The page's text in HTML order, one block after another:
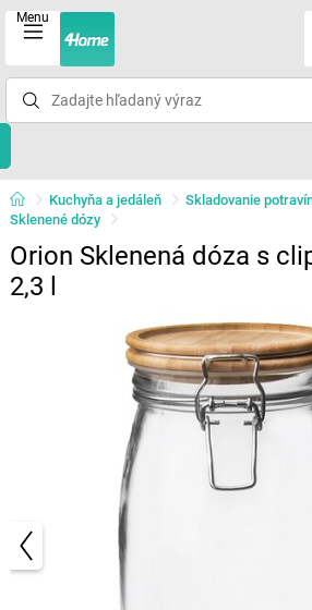
Menu
Kuchyňa a jedáleň Skladovanie
Sklenené dózy
Orion Sklenená dóza s
2,3 l